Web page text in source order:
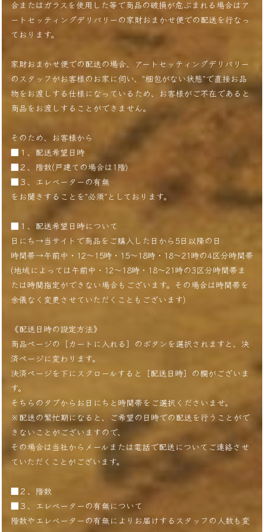
合またはガラスを使用した等で商品の破損が危ぶまれる場合はア
ートセッティングデリバリーの家財おまかせ便での配送を行なっ
ております。
家財おまかせ便での配送の場合、アートセッティングデリバリー
のスタッフがお客様のお家に伺い、"梱包がない状態"で直接お品
物をお渡しする仕様になっているため、お客様がご不在であると
商品をお渡しすることができません。
そのため、お客様から
■１、配送希望日時
■２、階数(戸建ての場合は1階)
■３、エレベーターの有無
をお聞きすることを"必須"としております。
■１、配送希望日時について
日にち→当サイトで商品をご購入した日から5日以降の日
時間帯→午前中・12〜15時・15〜18時・18〜21時の4区分時間帯
(地域によっては午前中・12〜18時・18〜21時の3区分時間帯ま
たは時間指定ができない場合もございます。その場合は時間帯を
余儀なく変更させていただくこともございます)
《配送日時の設定方法》
商品ページの［カートに入れる］のボタンを選択されますと、決
済ページに変わります。
決済ページを下にスクロールすると［配送日時］の欄がございま
す。
そちらのタブからお日にちと時間帯をご選択くださいませ。
※配送の繁忙期になると、ご希望の日時での配送を行うことがで
きないことがございますので、
その場合は当社からメールまたは電話で配送についてご連絡させ
ていただくことがございます。
■２、階数
■３、エレベーターの有無について
階数やエレベーターの有無によりお届けするスタッフの人数も変